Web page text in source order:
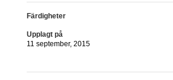
Färdigheter
Upplagt på
11 september, 2015